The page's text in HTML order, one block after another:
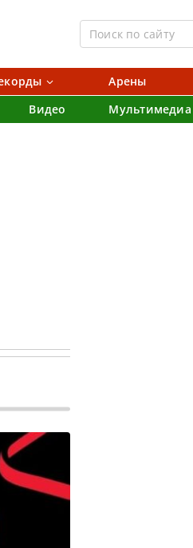
Арены
Видео Мультимедиа